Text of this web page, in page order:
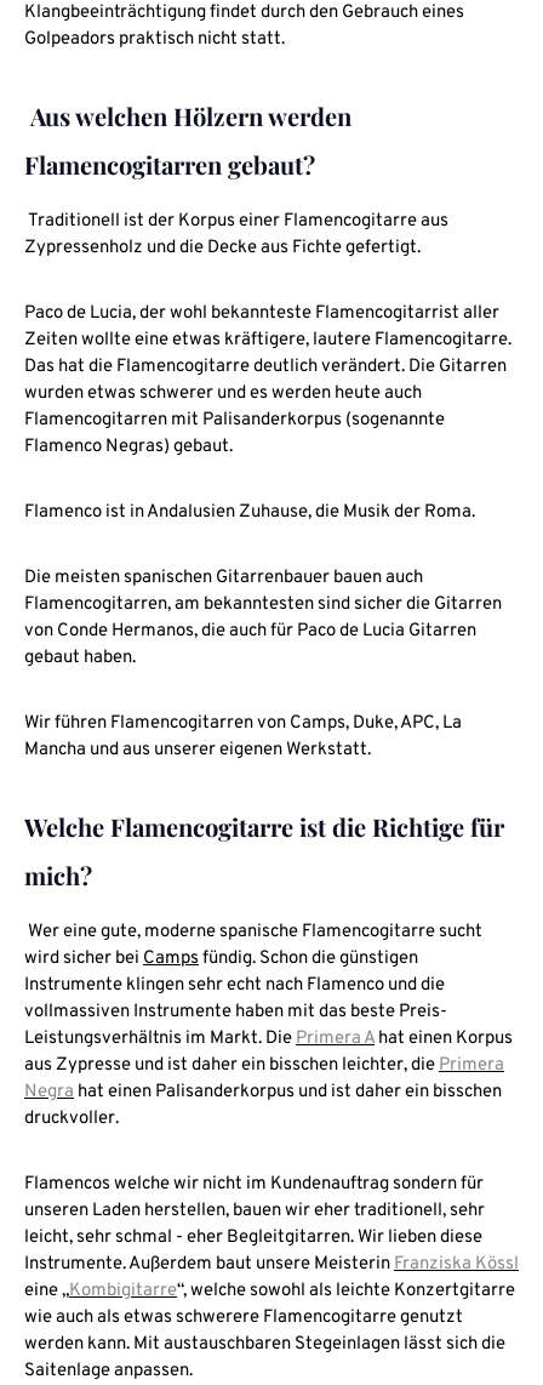
Klangbeeinträchtigung findet durch den Gebrauch eines
Golpeadors praktisch nicht statt.
Aus welchen Hölzern werden
Flamencogitarren gebaut?
Traditionell ist der Korpus einer Flamencogitarre aus
Zypressenholz und die Decke aus Fichte gefertigt.
Paco de Lucia, der wohl bekannteste Flamencogitarrist aller
Zeiten wollte eine etwas kräftigere, lautere Flamencogitarre.
Das hat die Flamencogitarre deutlich verändert. Die Gitarren
wurden etwas schwerer und es werden heute auch
Flamencogitarren mit Palisanderkorpus (sogenannte
Flamenco Negras) gebaut.
Flamenco ist in Andalusien Zuhause, die Musik der Roma.
Die meisten spanischen Gitarrenbauer bauen auch
Flamencogitarren, am bekanntesten sind sicher die Gitarren
von Conde Hermanos, die auch für Paco de Lucia Gitarren
gebaut haben.
Wir führen Flamencogitarren von Camps, Duke, APC, La
Mancha und aus unserer eigenen Werkstatt.
Welche Flamencogitarre ist die Richtige für
mich?
Wer eine gute, moderne spanische Flamencogitarre sucht
wird sicher bei Campsfündig. Schon die günstigen
Instrumente klingen sehr echt nach Flamenco und die
vollmassiven Instrumente haben mit das beste Preis-
Leistungsverhältnis im Markt. DiePrimera A hat einen Korpus
aus Zypresse und ist daher ein bisschen leichter, diePrimera
Negra hat einen Palisanderkorpus und ist daher ein bisschen
druckvoller.
Flamencos welche wir nicht im Kundenauftrag sondern für
unseren Laden herstellen, bauen wir eher traditionell, sehr
leicht, sehr schmal - eher Begleitgitarren. Wir lieben diese
Instrumente. Außerdem baut unsere MeisterinFranziska Kössl
eine „Kombigitarre“, welche sowohl als leichte Konzertgitarre
wie auch als etwas schwerere Flamencogitarre genutzt
werden kann. Mit austauschbaren Stegeinlagen lässt sich die
Saitenlage anpassen.